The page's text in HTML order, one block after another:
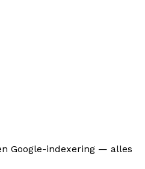
Google-indexering — alles